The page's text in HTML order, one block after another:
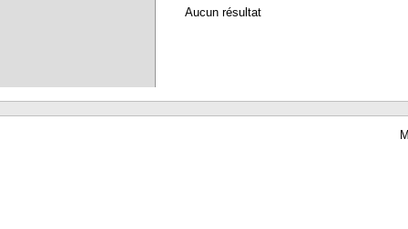
Aucun résultat